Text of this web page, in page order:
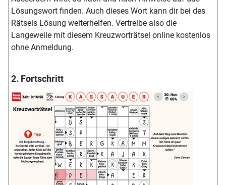
Lösungswort finden. Auch dieses Wort kann dir bei des
Rätsels Lösung weiterhelfen. Vertreibe also die
Langeweile mit diesem Kreuzworträtsel online kostenlos
ohne Anmeldung.
2. Fortschritt